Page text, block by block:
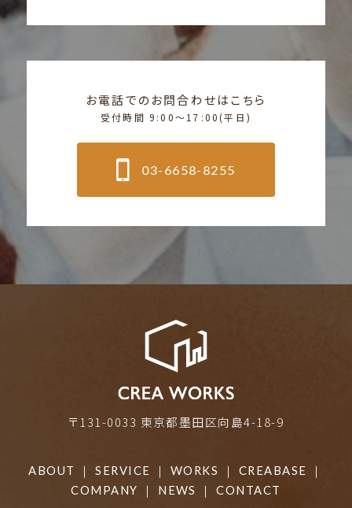
お電話でのお問合わせはこちら
受付時間 9:00〜17:00(平日)
03-6658-8255
〒131-0033 東京都墨田区向島4-18-9
ABOUT ｜SERVICE ｜ WORKS ｜ CREABASE ｜
COMPANY ｜ NEWS ｜CONTACT